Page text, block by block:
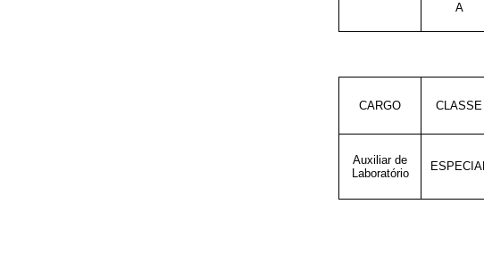
A
CARGO CLASSE
Auxiliar de
Laboratório